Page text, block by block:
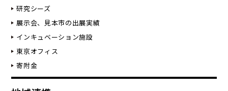
研究シーズ
展示会、見本市の出展実績
インキュベーション施設
東京オフィス
寄附金